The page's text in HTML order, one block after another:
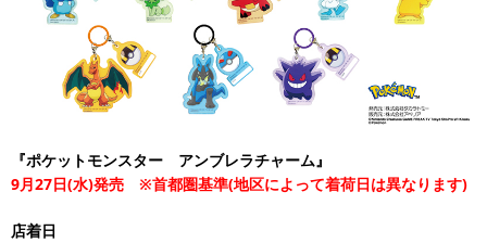
『ポケットモンスター アンブレラチャーム』
9月27日(水)発売 ※首都圏基準(地区によって着荷日は異なります)
店着日